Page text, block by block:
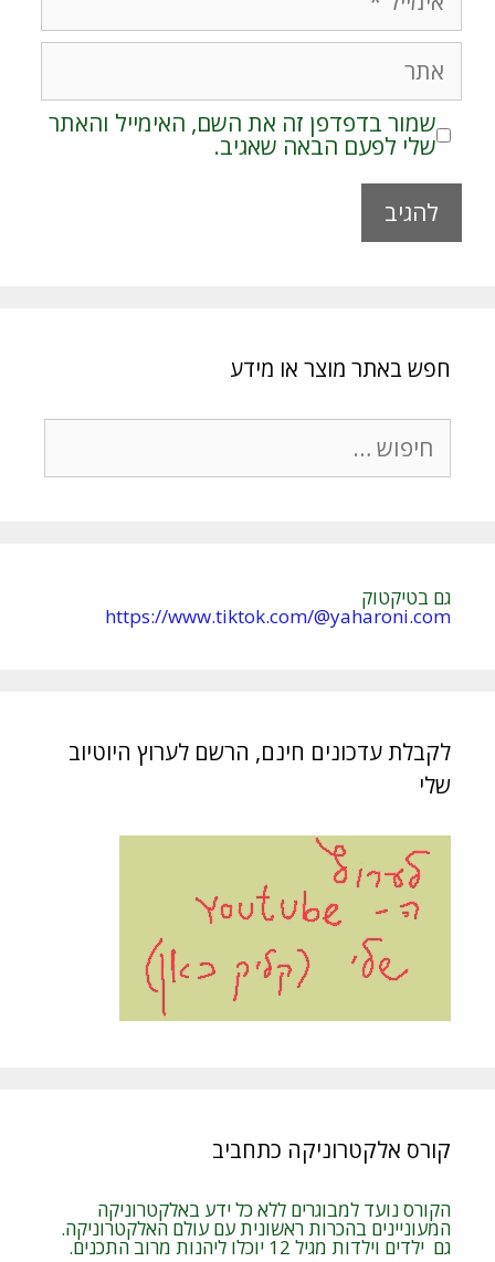
אתר
שמור בדפדפן זה את השם, האימייל והאתר
שלי לפעם הבאה שאגיב.
nחפש באתר מוצר או מידע
חיפוש:
גם בטיקטוק
https://www.tiktok.com/@yaharoni.com
לקבלת עדכונים חינם, הרשם לערוץ היוטיוב
שלי
קורס אלקטרוניקה כתחביב
הקורס נועד למבוגרים ללא כל ידע באלקטרוניקה
המעוניינים בהכרות ראשונית עם עולם האלקטרוניקה.
גם ילדים וילדות מגיל 12 יוכלו ליהנות מרוב התכנים.